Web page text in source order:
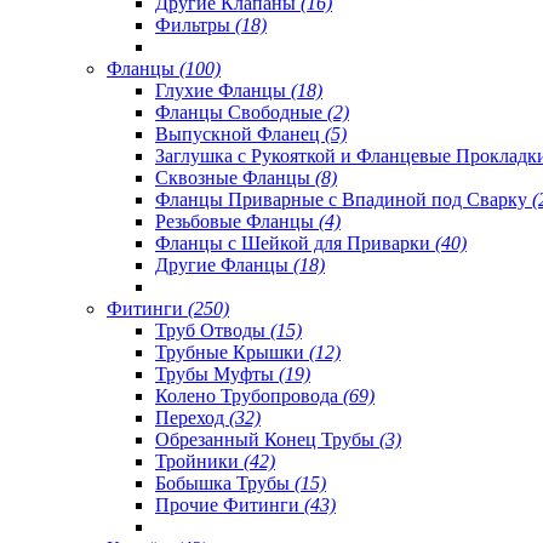
Фильтры (18)
Фланцы (100)
Глухие Фланцы (18)
Фланцы Свободные (2)
Выпускной Фланец (5)
Заглушка с Рукояткой и Фланцевые
Сквозные Фланцы (8)
Фланцы Приварные с Впадиной под Сварку
Резьбовые Фланцы (4)
Фланцы с Шейкой для Приварки (40)
Другие Фланцы (18)
Фитинги (250)
Труб Отводы (15)
Трубные Крышки (12)
Трубы Муфты (19)
Колено Трубопровода (69)
Переход (32)
Обрезанный Конец Трубы (3)
Тройники (42)
Бобышка Трубы (15)
Прочие Фитинги (43)